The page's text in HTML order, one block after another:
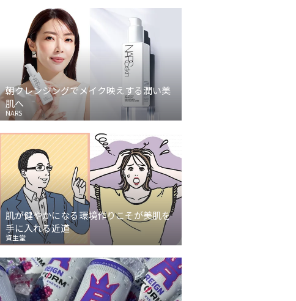
朝クレンジングでメイク映えする潤い美
肌へ
NARS
肌が健やかになる環境作りこそが美肌を
手に入れる近道
資生堂